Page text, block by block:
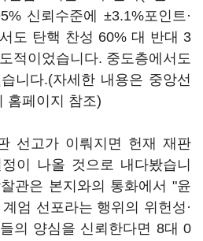
신뢰수준에 ±3.1%포인트·
도 탄핵 찬성 60% 대 반대 3
적이었습니다. 중도층에서도
니다.(자세한 내용은 중앙선
홈페이지 참조)
선고가 이뤄지면 헌재 재판
이 나올 것으로 내다봤습니
관은 본지와의 통화에서 "윤
엄 선포라는 행위의 위헌성·
의 양심을 신뢰한다면 8대 0